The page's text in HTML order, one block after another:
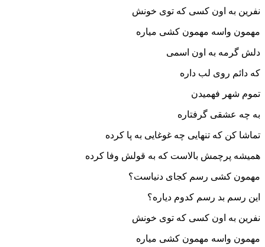
نفرین به اون کسی که توی خونش
مهمون واسه مهمون کشی میاره
دلش گرمه به اون اسمی
که دائم روی لب داره
تموم شهر فهمیدن
به چه عشقی گرفتاره
تماشا کن که تنهایی چه غوغایی به پا کرده
همیشه پرچمش بالاست که به قولش وفا کرده
مهمون کشی رسم کجای دنیاست؟
این رسم بد رسم کدوم دیاره؟
نفرین به اون کسی که توی خونش
مهمون واسه مهمون کشی میاره